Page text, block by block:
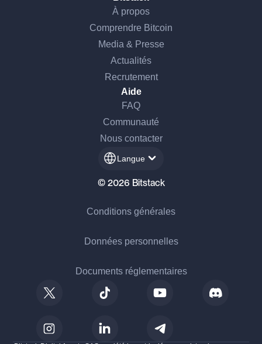
À propos
Comprendre Bitcoin
Media & Presse
Actualités
Recrutement
Aide
FAQ
Communauté
Nous contacter
Langue
© 2026 Bitstack
Conditions générales
Données personnelles
Documents réglementaires